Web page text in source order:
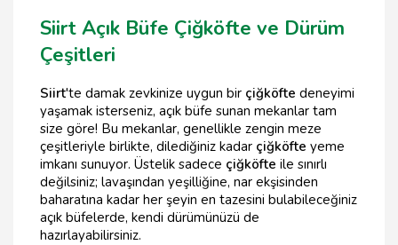
Siirt Açık Büfe Çiğköfte ve Dürüm
Çeşitleri
Siirt'te damak zevkinize uygun bir çiğköfte deneyimi
yaşamak isterseniz, açık büfe sunan mekanlar tam
size göre! Bu mekanlar, genellikle zengin meze
çeşitleriyle birlikte, dilediğiniz kadar çiğköfte yeme
imkanı sunuyor. Üstelik sadece çiğköfte ile sınırlı
değilsiniz; lavaşından yeşilliğine, nar ekşisinden
baharatına kadar her şeyin en tazesini bulabileceğiniz
açık büfelerde, kendi dürümünüzü de
hazırlayabilirsiniz.